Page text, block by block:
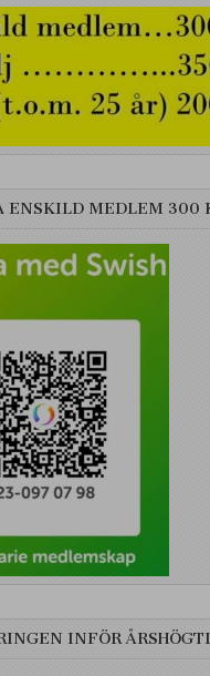
ENSKILD MEDLEM 300
INFÖR